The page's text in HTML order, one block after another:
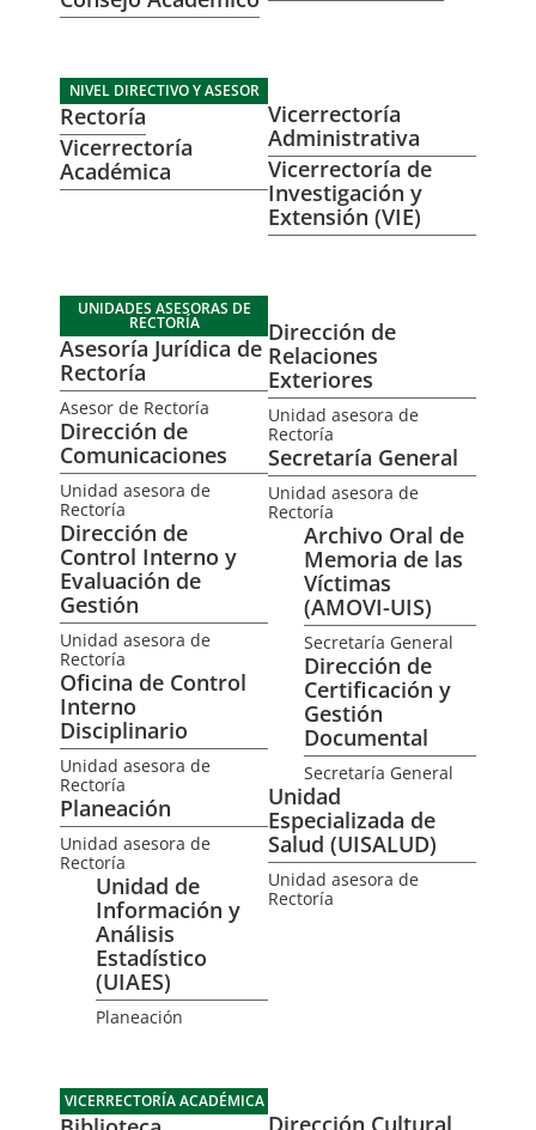
NIVEL DIRECTIVO Y ASESOR
Rectoría
Vicerrectoría
Académica
Vicerrectoría
Administrativa
Vicerrectoría de
Investigación y
Extensión (VIE)
UNIDADES ASESORAS DE
RECTORÍA
Asesoría Jurídica de
Rectoría
Asesor de Rectoría
Dirección de
Comunicaciones
Unidad asesora de
Rectoría
Dirección de
Control Interno y
Evaluación de
Gestión
Unidad asesora de
Rectoría
Oficina de Control
Interno
Disciplinario
Unidad asesora de
Rectoría
Planeación
Unidad asesora de
Rectoría
Unidad de
Información y
Análisis
Estadístico
(UIAES)
Planeación
Dirección de
Relaciones
Exteriores
Unidad asesora de
Rectoría
Secretaría General
Unidad asesora de
Rectoría
Archivo Oral de
Memoria de las
Víctimas
(AMOVI-UIS)
Secretaría General
Dirección de
Certificación y
Gestión
Documental
Secretaría General
Unidad
Especializada de
Salud (UISALUD)
Unidad asesora de
Rectoría
VICERRECTORÍA ACADÉMICA
Dirección Cultural